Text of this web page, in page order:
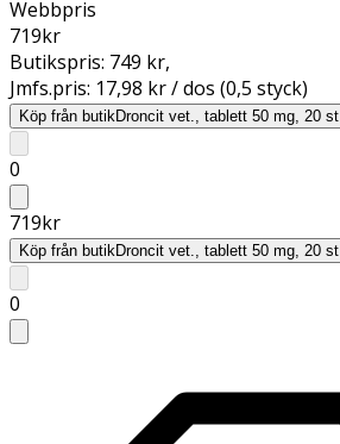
Webbpris
719kr
Butikspris: 749 kr,
Jmfs.pris: 17,98 kr / dos (0,5 styck)
Köp från butikDroncit vet., tablett 50 mg, 20 st
0
719kr
Köp från butikDroncit vet., tablett 50 mg, 20 st
0